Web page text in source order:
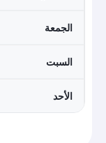
الجمعة
السبت
الأحد